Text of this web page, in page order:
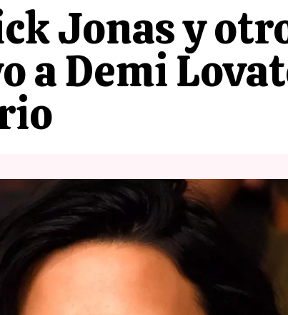
Jonas y
a Demi